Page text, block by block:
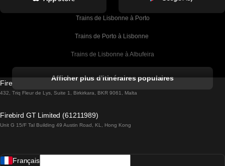
Trains de Lisbonne à Porto
Trains de Porto à Lisbonne
Trains de Lisbonne à Albufeira
Trains de Lisbonne à Lagos
Trains de Lisbonne à Madrid
Afficher plus d'itinéraires populaires
Firebird GT Limited (OC 1451)
432, Triq Fleur de Lys, Suite 1, Birkirkara, BKR 9061, Malta
Firebird GT Limited (61211989)
Unit G 15/F Tal Building 49 Austin Road, KL, Hong Kong
Français